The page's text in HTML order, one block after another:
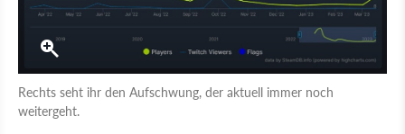
Rechts seht ihr den Aufschwung, der aktuell immer noch
weitergeht.